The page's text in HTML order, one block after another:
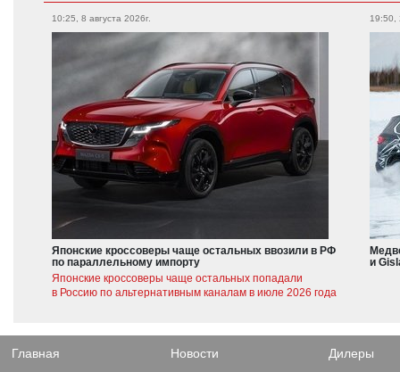
10:25, 8 августа 2026г.
Японские кроссоверы чаще остальных ввозили в РФ
по параллельному импорту
Японские кроссоверы чаще остальных попадали
в Россию по альтернативным каналам в июле 2026 года
19:50,
и
Главная Новости Дилеры